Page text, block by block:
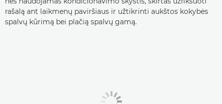
rašalą ant laikmenų paviršiaus ir užtikrinti aukštos kokybės
spalvų kūrimą bei plačią spalvų gamą.